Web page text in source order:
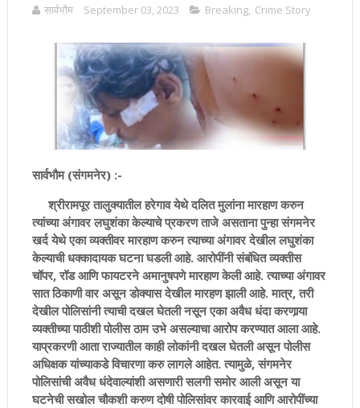
सार्वभाैम September 03, 2023 Breaking, Crime Story
सार्वभौम (संगमनेर) :-
श्रीरामपूर तालुक्यातील हरेगाव येथे दलित मुलांना मारहाण करुन
त्यांच्या अंगावर लघुशंका केल्याचे प्रकरण ताजे असताना पुन्हा संगमनेर
खर्द येथे एका व्यक्तीवर मारहाण करुन त्याच्या अंगावर देखील लघुशंका
केल्याची धक्कादायक घटना घडली आहे. आरोपींनी संबंधित व्यक्तीस
चॉपर, रॉड आणि फायटरने अमानुषपणे मारहाण केली आहे. त्याच्या अंगावर
सात ठिकाणी वार असून डोक्यास देखील मारहण झाली आहे. मात्र, तरी
देखील पोलिसांनी त्याची दखल घेतली नसून एका अवैध धंदा करणार्‍या
व्यक्तीच्या पाठीशी पोलीस ठाम उभे असल्याचा आरोप करण्यात आला आहे.
याप्रकरणी आता राज्यातील काही लोकांनी दखल घेतली असून पोलीस
अधिक्षक यांच्याकडे विचारणा करु लागले आहेत. त्यामुळे, संगमनेर
पोलिसांची अवैध धंदेवाल्यांशी असणारी सलगी समोर आली असून या
घटनेची सखोल चौकशी करुण दोषी पोलिसांवर कारवाई आणि आरोपींच्या